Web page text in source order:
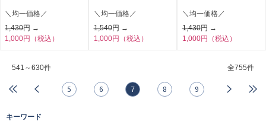
＼均一価格／
1,430円 →
1,000円（税込）
＼均一価格／
1,540円 →
1,000円（税込）
＼均一価格／
1,430円 →
1,000円（税込）
541～630件 全755件
5 6 7 8 9
キーワード